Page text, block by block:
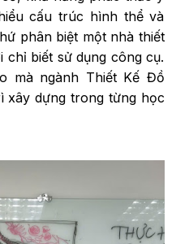
cấu trúc hình thể và
phân biệt một nhà thiết
chỉ biết sử dụng công cụ.
mà ngành Thiết Kế Đồ
xây dựng trong từng học